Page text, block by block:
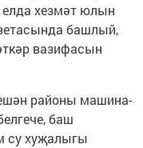
хезмәт юлын
башлый,
вазифасын
районы машина-
баш
су хуҗалыгы